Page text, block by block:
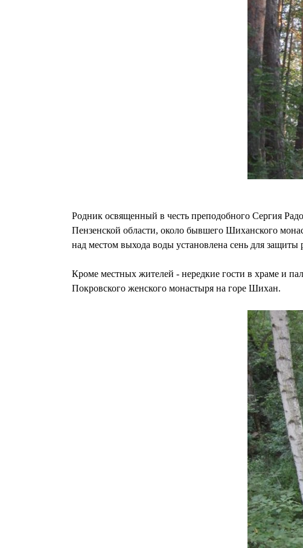
Родник освященный в честь преподобного Сергия
Пензенской области, около бывшего Шиханского
над местом выхода воды установлена сень для защиты
Кроме местных жителей - нередкие гости в храме и
Покровского женского монастыря на горе Шихан.